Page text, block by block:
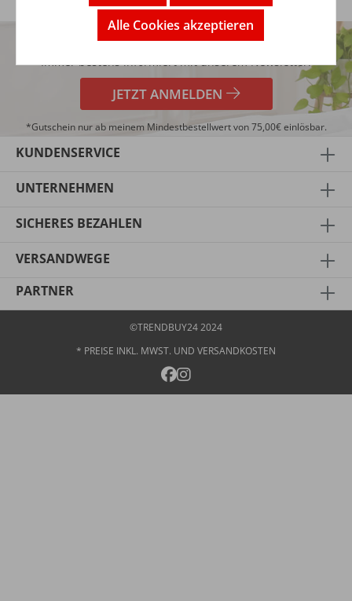
TRENDBUY24 NEWSLETTER
Immer bestens informiert mit unserem Newsletter!
JETZT ANMELDEN
*Gutschein nur ab meinem Mindestbestellwert von 75,00€ einlösbar.
KUNDENSERVICE
UNTERNEHMEN
SICHERES BEZAHLEN
VERSANDWEGE
PARTNER
* PREISE INKL. MWST. UND VERSANDKOSTEN
©TRENDBUY24 2024
Alle Cookies akzeptieren